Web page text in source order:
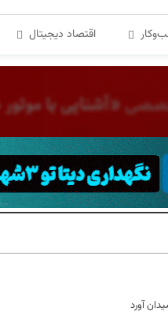
اقتصاد دیجیتال
آورد